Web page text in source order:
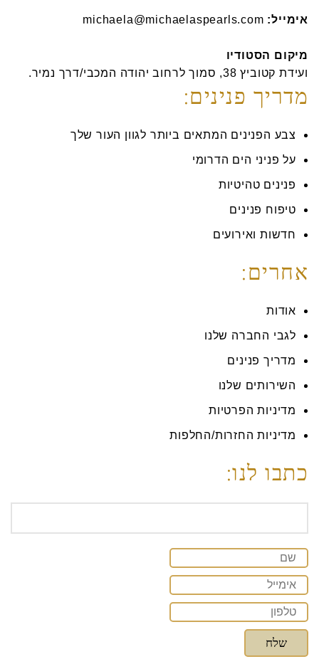
אימייל: michaela@michaelaspearls.com
מיקום הסטודיו
ועידת קטוביץ 38, סמוך לרחוב יהודה המכבי/דרך נמיר.
מדריך פנינים:
צבע הפנינים המתאים ביותר לגוון העור שלך
על פניני הים הדרומי
פנינים טהיטיות
טיפוח פנינים
חדשות ואירועים
אחרים:
אודות
לגבי החברה שלנו
מדריך פנינים
השירותים שלנו
מדיניות הפרטיות
מדיניות החזרות/החלפות
כתבו לנו: